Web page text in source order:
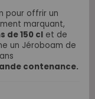
pour offrir un
marquant,
de 150 cl et de
un Jéroboam de
contenance.